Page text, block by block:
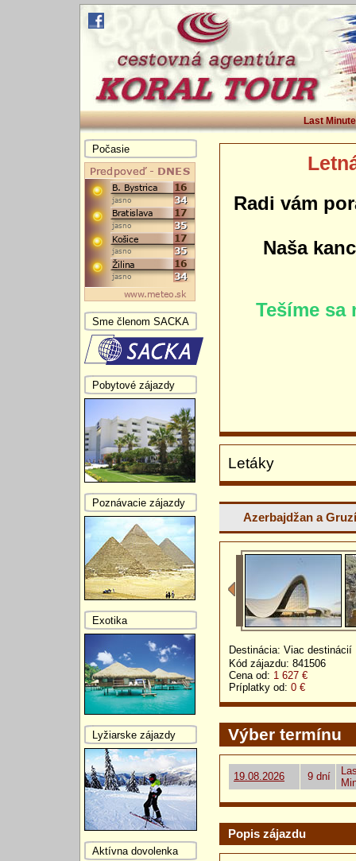
Last Minute
Radi vám
Naša
Tešíme sa
Letáky
Azerbajdžan a
Destinácia: Viac destinácií
Kód zájazdu: 841506
Cena od: 1 627 €
Príplatky od: 0 €
Výber termínu
19.08.2026 9 dní
Popis zájazdu
Počasie
Sme členom SACKA
Pobytové zájazdy
Poznávacie zájazdy
Exotika
Lyžiarske zájazdy
Aktívna dovolenka